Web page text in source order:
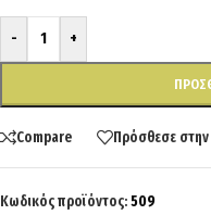
- +
Compare Πρόσθεσε στην
Κωδικός προϊόντος:509